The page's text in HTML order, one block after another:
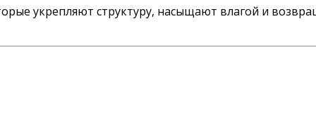
укрепляют структуру, насыщают влагой и